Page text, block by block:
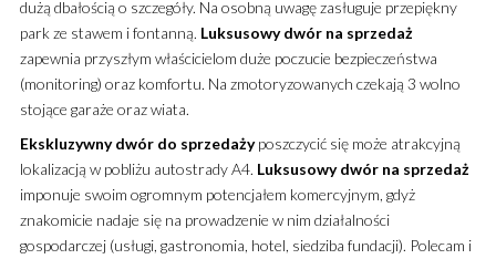
dużą dbałością o szczegóły. Na osobną uwagę zasługuje przepiękny
park ze stawem i fontanną. Luksusowy dwór na sprzedaż
zapewnia przyszłym właścicielom duże poczucie bezpieczeństwa
(monitoring) oraz komfortu. Na zmotoryzowanych czekają 3 wolno
stojące garaże oraz wiata.
Ekskluzywny dwór do sprzedażyposzczycić się może atrakcyjną
lokalizacją w pobliżu autostrady A4. Luksusowy dwór na sprzedaż
imponuje swoim ogromnym potencjałem komercyjnym, gdyż
znakomicie nadaje się na prowadzenie w nim działalności
gospodarczej (usługi, gastronomia, hotel, siedziba fundacji). Polecam i